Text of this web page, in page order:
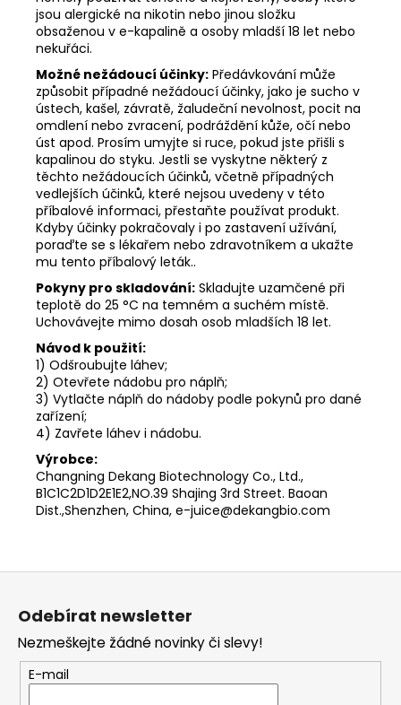
jsou alergické na nikotin nebo jinou složku
obsaženou v e-kapalině a osoby mladší 18 let nebo
nekuřáci.
Možné nežádoucí účinky: Předávkování může
způsobit případné nežádoucí účinky, jako je sucho v
ústech, kašel, závratě, žaludeční nevolnost, pocit na
omdlení nebo zvracení, podráždění kůže, očí nebo
úst apod. Prosím umyjte si ruce, pokud jste přišli s
kapalinou do styku. Jestli se vyskytne některý z
těchto nežádoucích účinků, včetně případných
vedlejších účinků, které nejsou uvedeny v této
příbalové informaci, přestaňte používat produkt.
Kdyby účinky pokračovaly i po zastavení užívání,
poraďte se s lékařem nebo zdravotníkem a ukažte
mu tento příbalový leták..
Pokyny pro skladování: Skladujte uzamčené při
teplotě do 25 °C na temném a suchém místě.
Uchovávejte mimo dosah osob mladších 18 let.
Návod k použití:
1) Odšroubujte láhev;
2) Otevřete nádobu pro náplň;
3) Vytlačte náplň do nádoby podle pokynů pro dané
zařízení;
4) Zavřete láhev i nádobu.
Výrobce:
Changning Dekang Biotechnology Co., Ltd.,
B1C1C2D1D2E1E2,NO.39 Shajing 3rd Street. Baoan
Dist.,Shenzhen, China, e-juice@dekangbio.com
Odebírat newsletter
Nezmeškejte žádné novinky či slevy!
E-mail